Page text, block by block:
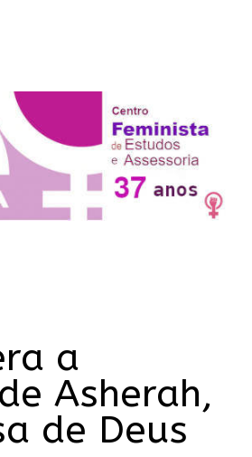
a
Asherah,
de Deus